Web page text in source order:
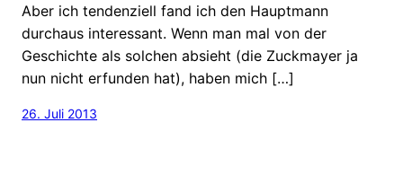
Aber ich tendenziell fand ich den Hauptmann
durchaus interessant. Wenn man mal von der
Geschichte als solchen absieht (die Zuckmayer ja
nun nicht erfunden hat), haben mich […]
26. Juli 2013